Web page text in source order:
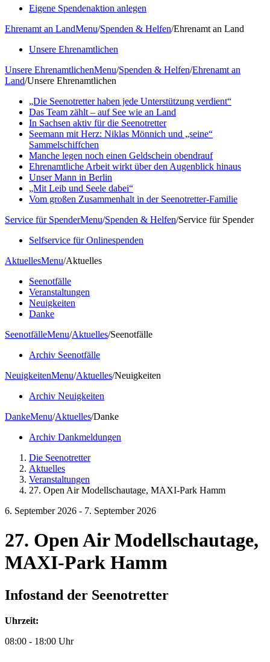
Eigene Spendenaktion anlegen
Ehrenamt an LandMenu/Spenden & Helfen/Ehrenamt an Land
Unsere Ehrenamtlichen
Unsere EhrenamtlichenMenu/Spenden & Helfen/Ehrenamt an
Land/Unsere Ehrenamtlichen
„Die Seenotretter haben jede Unterstützung verdient“
Das Team zählt – auf See wie an Land
In Sachsen aktiv für die Seenotretter
Seemann mit Herz: Niklas Mönnich und „seine“
Sammelschiffchen
Manche legen noch einen Geldschein obendrauf
Ehrenamtliche Arbeit wirkt über den Augenblick hinaus
Unser Mann in Berlin
„Mit Leib und Seele dabei“
Vom großen Zusammenhalt in der Seenotretter-Familie
Service für SpenderMenu/Spenden & Helfen/Service für Spender
Selfservice für Onlinespenden
AktuellesMenu/Aktuelles
Seenotfälle
Veranstaltungen
Neuigkeiten
Danke
SeenotfälleMenu/Aktuelles/Seenotfälle
Archiv Seenotfälle
NeuigkeitenMenu/Aktuelles/Neuigkeiten
Archiv Neuigkeiten
DankeMenu/Aktuelles/Danke
Archiv Dankmeldungen
Die Seenotretter
Aktuelles
Veranstaltungen
27. Open Air Modellschautage, MAXI-Park Hamm
6. September 2026 - 7. September 2026
27. Open Air Modellschautage,
MAXI-Park Hamm
Infostand der Seenotretter
Uhrzeit:
08:00 - 18:00 Uhr